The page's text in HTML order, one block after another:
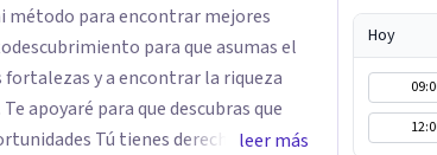
método para encontrar mejores
derecho a vivir
leer más
Hoy